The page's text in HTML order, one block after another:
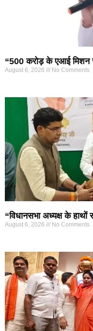
“500 करोड़ के एआई मिशन
August 6, 2026 No Comments
“विधानसभा अध्यक्ष के हाथों
August 6, 2026 No Comments